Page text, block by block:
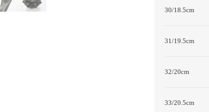
30/18.5cm
31/19.5cm
32/20cm
33/20.5cm